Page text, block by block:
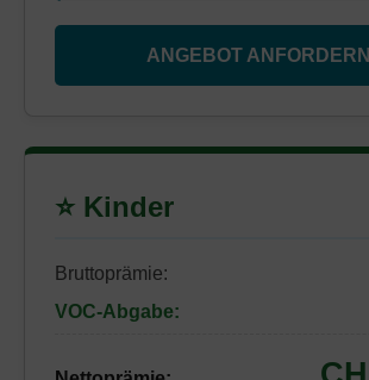
ANGEBOT
⭐ Kinder
Bruttoprämie:
VOC-Abgabe: